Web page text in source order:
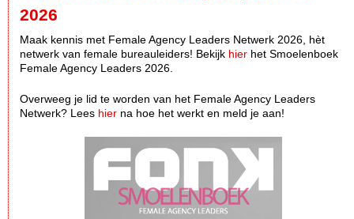
2026
Maak kennis met Female Agency Leaders Netwerk 2026, hèt
netwerk van female bureauleiders! Bekijk hier het Smoelenboek
Female Agency Leaders 2026.
Overweeg je lid te worden van het Female Agency Leaders
Netwerk? Lees hier na hoe het werkt en meld je aan!